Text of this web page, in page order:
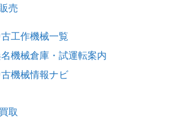
売
工作機械一覧
機械倉庫・試運転案内
機械情報ナビ
取